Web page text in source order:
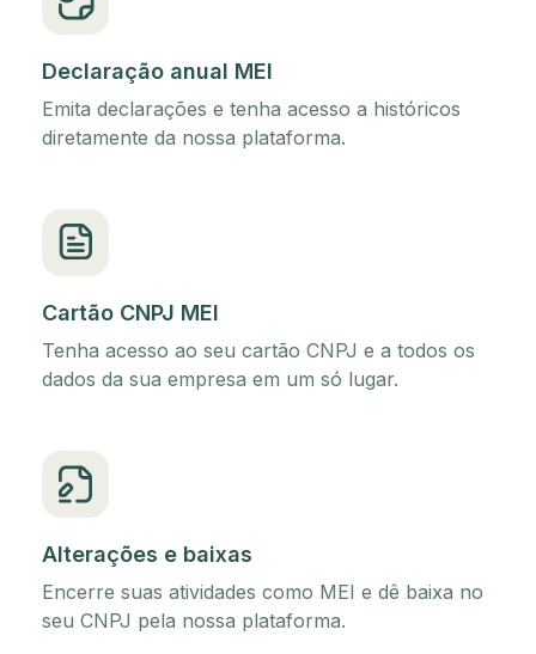
Declaração anual MEI
Emita declarações e tenha acesso a históricos
diretamente da nossa plataforma.
Cartão CNPJ MEI
Tenha acesso ao seu cartão CNPJ e a todos os
dados da sua empresa em um só lugar.
Alterações e baixas
Encerre suas atividades como MEI e dê baixa no
seu CNPJ pela nossa plataforma.